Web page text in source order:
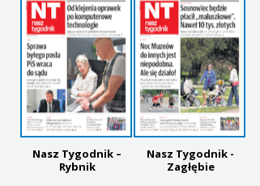
Nasz Tygodnik –
Rybnik
Nasz Tygodnik -
Zagłębie